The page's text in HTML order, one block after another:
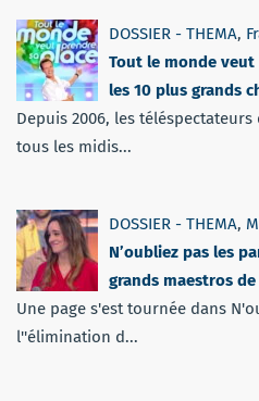
DOSSIER - THEMA,
Tout le monde
les 10 plus grands
Depuis 2006, les
tous les midis...
DOSSIER - THEMA,
N’oubliez pas les
grands maestros de
Une page s'est tournée dans
l''élimination d...